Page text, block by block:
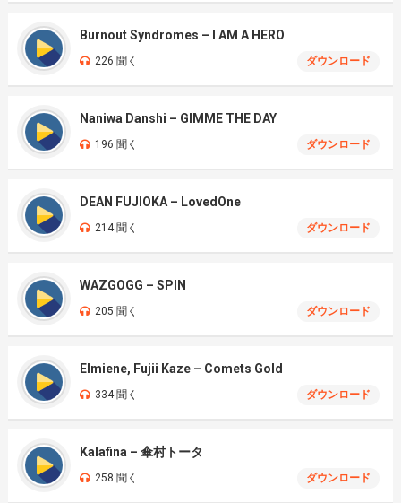
Burnout Syndromes – I AM A HERO
226 聞く ダウンロード
Naniwa Danshi – GIMME THE DAY
196 聞く ダウンロード
DEAN FUJIOKA – LovedOne
214 聞く ダウンロード
WAZGOGG – SPIN
205 聞く ダウンロード
Elmiene, Fujii Kaze – Comets Gold
334 聞く ダウンロード
Kalafina – 傘村トータ
258 聞く ダウンロード